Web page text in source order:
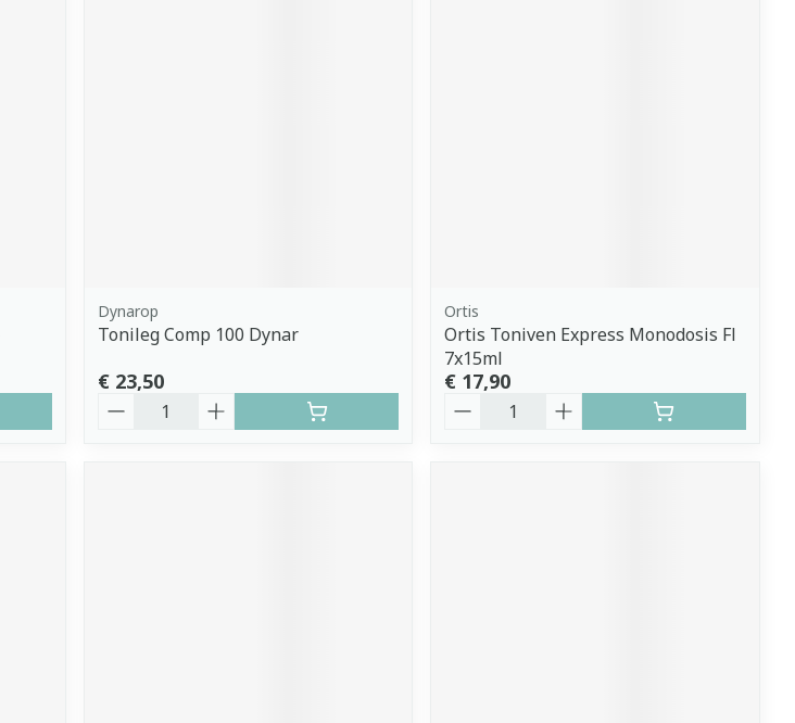
Dynarop
Tonileg Comp 100 Dynar
€ 23,50
Ortis
Ortis Toniven Express Monodosis Fl
7x15ml
€ 17,90